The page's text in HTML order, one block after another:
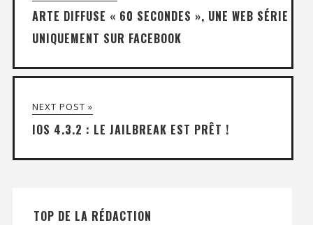
ARTE DIFFUSE « 60 SECONDES », UNE WEB SÉRIE
UNIQUEMENT SUR FACEBOOK
NEXT POST »
IOS 4.3.2 : LE JAILBREAK EST PRÊT !
TOP DE LA RÉDACTION